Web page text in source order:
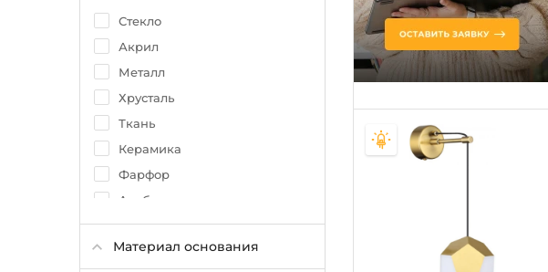
магазин
Стекло
Акрил
Металл
Хрусталь
Ткань
Керамика
Фарфор
Алебастр
Без плафона
Камень
Материал основания